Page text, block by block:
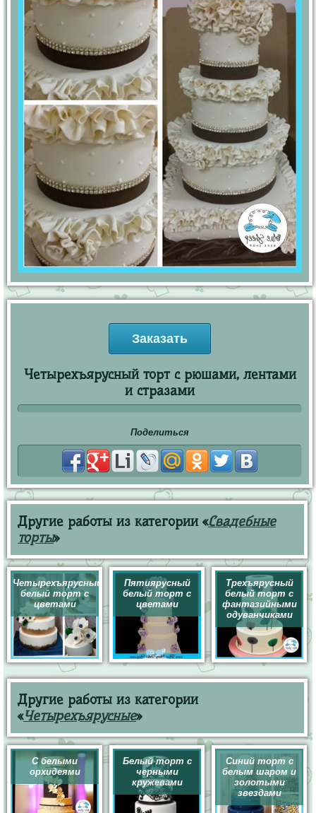
Заказать
Четырехъярусный торт с рюшами, лентами
и стразами
Поделиться
Другие работы из категории «Свадебные
торты»
Четырехъярусный
белый торт с
цветами
Пятиярусный
белый торт с
цветами
Трехъярусный
белый торт с
фантазийными
одуванчиками
Другие работы из категории
«Четырехъярусные»
С белыми
орхидеями
Белый торт с
черными
кружевами
Синий торт с
белым шаром и
золотыми
звездами